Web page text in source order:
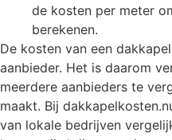
de kosten per meter
berekenen.
De kosten van een
aanbieder. Het is daarom
meerdere aanbieders te
maakt. Bij
van lokale bedrijven